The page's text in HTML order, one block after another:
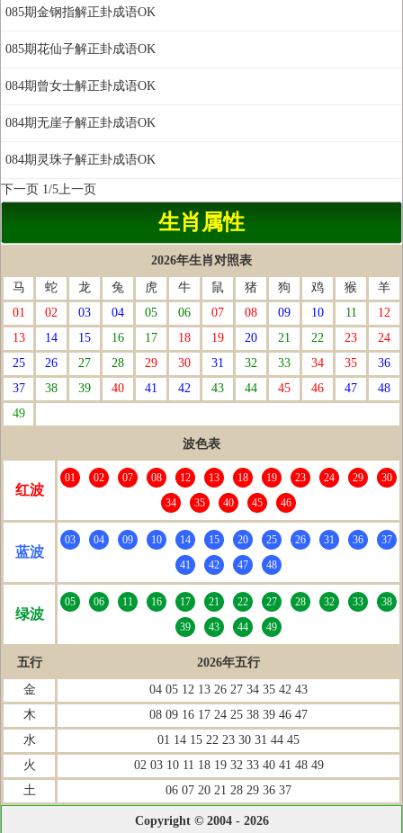
085期金钢指解正卦成语OK
085期花仙子解正卦成语OK
084期曾女士解正卦成语OK
084期无崖子解正卦成语OK
084期灵珠子解正卦成语OK
下一页 1/5 上一页
生肖属性
2026年生肖对照表
马
蛇 龙 兔 虎 牛 鼠 猪 狗 鸡 猴
羊
01
02 03 04 05 06 07 08 09 10 11
12
13
14 15 16 17 18 19 20 21 22 23
24
25
26 27 28 29 30 31 32 33 34 35
36
37
38 39 40 41 42 43 44 45 46 47
48
49
波色表
红波
01 02 07 08 12 13 18 19 23 24 29
30
34
35 40 45 46
蓝波
03 04 09 10 14 15 20 25 26 31 36
37
41
42 47 48
绿波
05 06 11 16 17 21 22 27 28 32 33
38
39
43 44 49
五行
2026年五行
金
04 05 12 13 26 27 34 35 42 43
木
08 09 16 17 24 25 38 39 46 47
水
01 14 15 22 23 30 31 44 45
火
02 03 10 11 18 19 32 33 40 41 48 49
土
06 07 20 21 28 29 36 37
Copyright © 2004 - 2026